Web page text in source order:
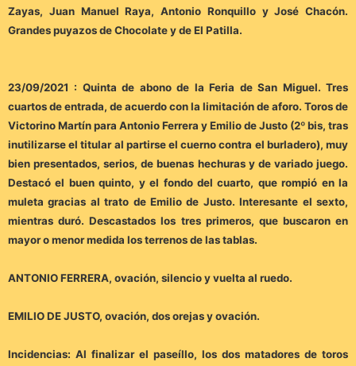
Zayas, Juan Manuel Raya, Antonio Ronquillo y José Chacón.
Grandes puyazos de Chocolate y de El Patilla.
23/09/2021 : Quinta de abono de la Feria de San Miguel. Tres
cuartos de entrada, de acuerdo con la limitación de aforo. Toros de
Victorino Martín para Antonio Ferrera y Emilio de Justo (2º bis, tras
inutilizarse el titular al partirse el cuerno contra el burladero), muy
bien presentados, serios, de buenas hechuras y de variado juego.
Destacó el buen quinto, y el fondo del cuarto, que rompió en la
muleta gracias al trato de Emilio de Justo. Interesante el sexto,
mientras duró. Descastados los tres primeros, que buscaron en
mayor o menor medida los terrenos de las tablas.
ANTONIO FERRERA, ovación, silencio y vuelta al ruedo.
EMILIO DE JUSTO, ovación, dos orejas y ovación.
Incidencias: Al finalizar el paseíllo, los dos matadores de toros